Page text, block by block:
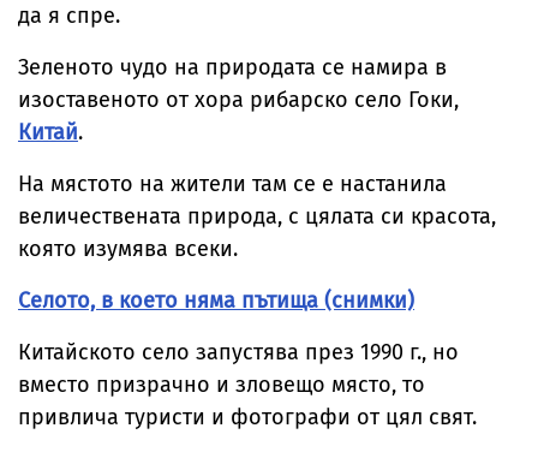
да я спре.
Зеленото чудо на природата се намира в
изоставеното от хора рибарско село Гоки,
Китай.
На мястото на жители там се е настанила
величествената природа, с цялата си красота,
която изумява всеки.
Селото, в което няма пътища (снимки)
Китайското село запустява през 1990 г., но
вместо призрачно и зловещо място, то
привлича туристи и фотографи от цял свят.